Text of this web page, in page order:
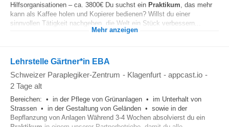
Hilfsorganisationen – ca. 3800€ Du suchst ein Praktikum, das mehr
kann als Kaffee holen und Kopierer bedienen? Willst du einer
sinnvollen Tätigkeit nachgehen, die Welt ein Stück verbessern...
Mehr anzeigen
Lehrstelle Gärtner*in EBA
Schweizer Paraplegiker-Zentrum - Klagenfurt - appcast.io -
2 Tage alt
Bereichen: • in der Pflege von Grünanlagen • im Unterhalt von
Strassen • in der Gestaltung von Geländen • sowie in der
Bepflanzung von Anlagen Während 3-4 Wochen absolvierst du ein